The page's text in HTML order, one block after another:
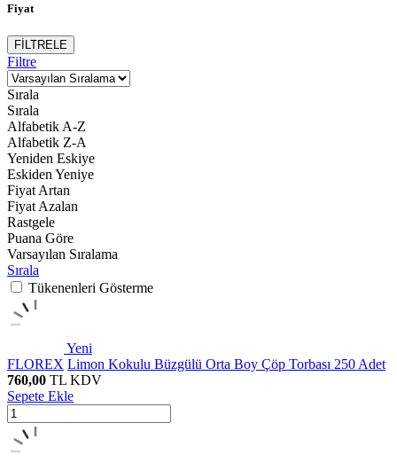
Fiyat
FİLTRELE
Filtre
Sırala
Sırala
Alfabetik A-Z
Alfabetik Z-A
Yeniden Eskiye
Eskiden Yeniye
Fiyat Artan
Fiyat Azalan
Rastgele
Puana Göre
Varsayılan Sıralama
Sırala
Tükenenleri Gösterme
Yeni
FLOREX Limon Kokulu Büzgülü Orta Boy Çöp Torbası 250 Adet
760,00 TL KDV
Sepete Ekle